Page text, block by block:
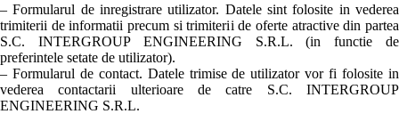
– Formularul de inregistrare utilizator. Datele sint folosite in vederea
trimiterii de informatii precum si trimiterii de oferte atractive din partea
S.C. INTERGROUP ENGINEERING S.R.L. (in functie de
preferintele setate de utilizator).
– Formularul de contact. Datele trimise de utilizator vor fi folosite in
vederea contactarii ulterioare de catre S.C. INTERGROUP
ENGINEERING S.R.L.